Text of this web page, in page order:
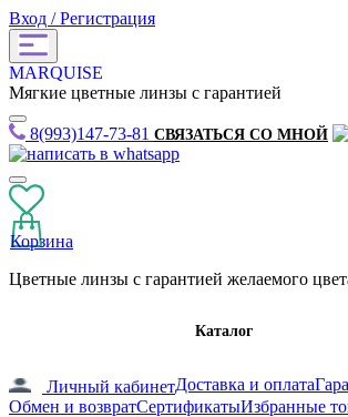
Вход / Регистрация
MARQUISE
Мягкие цветные линзы с гарантией
8(993)147-73-81 СВЯЗАТЬСЯ СО МНОЙ
Корзина
Цветные линзы с гарантией желаемого
Каталог
Личный кабинетДоставка и оплата
Обмен и возвратСертификатыИзбранные